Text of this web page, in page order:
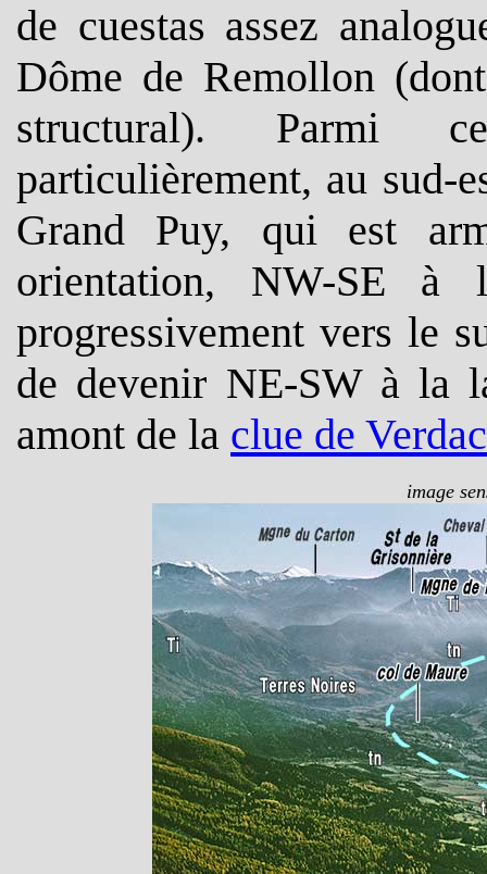
de cuestas assez
Dôme de Remollon
structural). Parmi
particulièrement, au sud-
Grand Puy, qui est
orientation, NW-SE à
progressivement vers le
de devenir NE-SW à la
amont de la clue de Verda
image